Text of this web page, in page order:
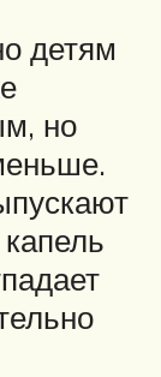
детям
но